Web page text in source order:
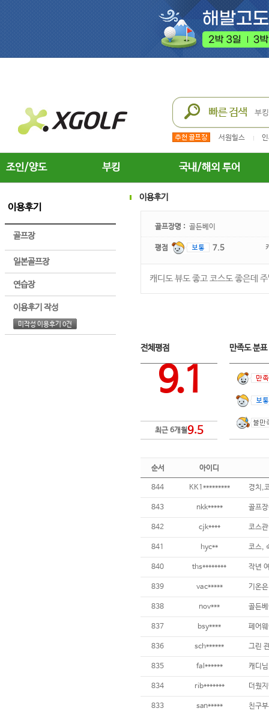
서원힐스
조인/양도 부킹 국내/해외 투어
이용후기
골프장
일본골프장
연습장
이용후기 작성
미작성 이용후기 0건
이용후기
골프장명 : 골든베이
평점 7.5
캐디도 뷰도 좋고 코스도 좋은데
전체평점
9.1
최근 6개월9.5
만족도 분
순서 아이디
844 KK1********* 경치,
843 nkk***** 골프
842 cjk****
841 hyc** 코스,
840 ths********
839 vac*****
838 nov*** 골든
837 bsy****
836 sch******
835 fal******
834 rib*******
833 san*****